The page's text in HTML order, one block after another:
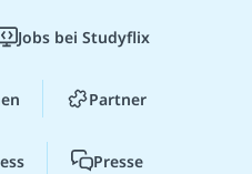
Jobs bei Studyflix
Partner
Presse